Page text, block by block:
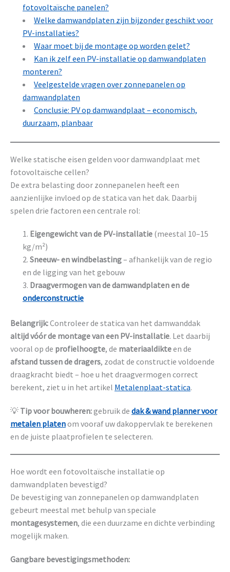
fotovoltaïsche panelen?
Welke damwandplaten zijn bijzonder geschikt voor
PV-installaties?
Waar moet bij de montage op worden gelet?
Kan ik zelf een PV-installatie op damwandplaten
monteren?
Veelgestelde vragen over zonnepanelen op
damwandplaten
Conclusie: PV op damwandplaat – economisch,
duurzaam, planbaar
Welke statische eisen gelden voor damwandplaat met
fotovoltaïsche cellen?
De extra belasting door zonnepanelen heeft een
aanzienlijke invloed op de statica van het dak. Daarbij
spelen drie factoren een centrale rol:
Eigengewicht van de PV-installatie (meestal 10–15
kg/m²)
Sneeuw- en windbelasting– afhankelijk van de regio
en de ligging van het gebouw
Draagvermogen van de damwandplaten en de
onderconstructie
Belangrijk:Controleer de statica van het damwanddak
altijd vóór de montage van een PV-installatie. Let daarbij
vooral op de profielhoogte, de materiaaldikteen de
afstand tussen de dragers, zodat de constructie voldoende
draagkracht biedt – hoe u het draagvermogen correct
berekent, ziet u in het artikel Metalenplaat-statica.
💡 Tip voor bouwheren:gebruik de dak & wand planner voor
metalen platenom vooraf uw dakoppervlak te berekenen
en de juiste plaatprofielen te selecteren.
Hoe wordt een fotovoltaïsche installatie op
damwandplaten bevestigd?
De bevestiging van zonnepanelen op damwandplaten
gebeurt meestal met behulp van speciale
montagesystemen, die een duurzame en dichte verbinding
mogelijk maken.
Gangbare bevestigingsmethoden: